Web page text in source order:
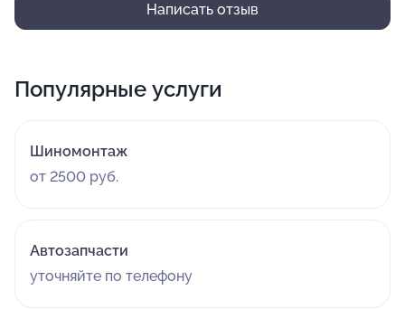
Написать отзыв
Популярные услуги
Шиномонтаж
от 2500 руб.
Автозапчасти
уточняйте по телефону